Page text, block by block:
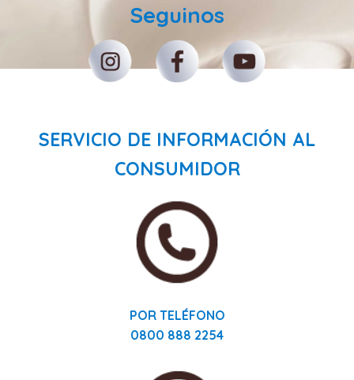
Seguinos
SERVICIO DE INFORMACIÓN AL
CONSUMIDOR
POR TELÉFONO
0800 888 2254